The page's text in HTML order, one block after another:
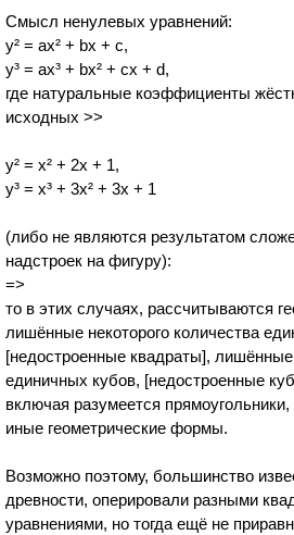
Смысл ненулевых уравнений:
y² = аx² + bx + c,
y³ = ax³ + bx² + cx + d,
где натуральные коэффициенты
исходных >>
у² = х² + 2х + 1,
y³ = x³ + 3x² + 3x + 1
(либо не являются результатом
надстроек на фигуру):
=>
то в этих случаях, рассчитываются
лишённые некоторого количества
[недостроенные квадраты], лишённые
единичных кубов, [недостроенные
включая разумеется
иные геометрические формы.
Возможно поэтому, большинство
древности, оперировали разными
уравнениями, но тогда ещё не